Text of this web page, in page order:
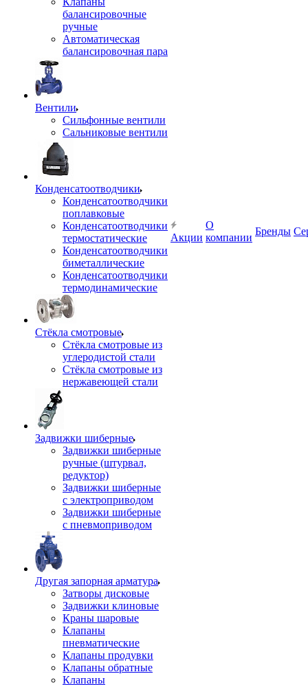
балансировочные
ручные
Автоматическая
балансировочная пара
Вентили
Сильфонные вентили
Сальниковые вентили
Конденсатоотводчики
Конденсатоотводчики
поплавковые
Конденсатоотводчики
термостатические
Конденсатоотводчики
биметаллические
Конденсатоотводчики
термодинамические
Стёкла смотровые
Стёкла смотровые из
углеродистой стали
Стёкла смотровые из
нержавеющей стали
Задвижки шиберные
Задвижки шиберные
ручные (штурвал,
редуктор)
Задвижки шиберные
с электроприводом
Задвижки шиберные
с пневмоприводом
Другая запорная арматура
Затворы дисковые
Задвижки клиновые
Краны шаровые
Клапаны
пневматические
Клапаны продувки
Клапаны обратные
Клапаны
Акции
О
компании
Бренды